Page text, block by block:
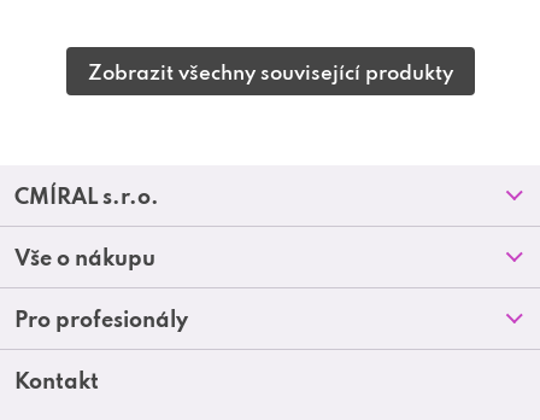
Zobrazit všechny související produkty
Z
á
p
a
CMÍRAL s.r.o.
Prodejny
O nás
Blog
Kontakt
Vše o nákupu
Doprava a platba
Obchodní podmínky
Reklamace a vrácení zboží
Pro profesionály
Akční letáky
Kontakt